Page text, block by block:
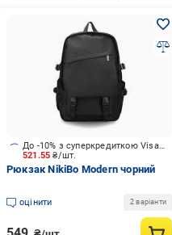
521.55₴/шт.
До -10% з суперкредиткою Visa Вигода
Рюкзак NikiBo Modern чорний
оцінити 2 варіанти